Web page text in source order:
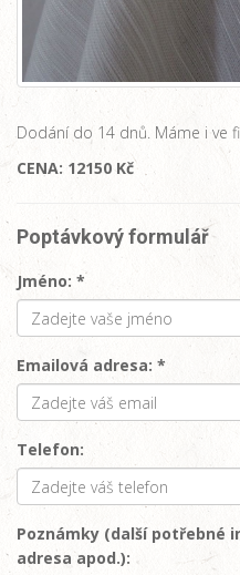
Dodání do 14 dnů. Máme i ve
CENA: 12150 Kč
Poptávkový formulář
Jméno: *
Emailová adresa: *
Telefon:
Poznámky (další potřebné
adresa apod.):